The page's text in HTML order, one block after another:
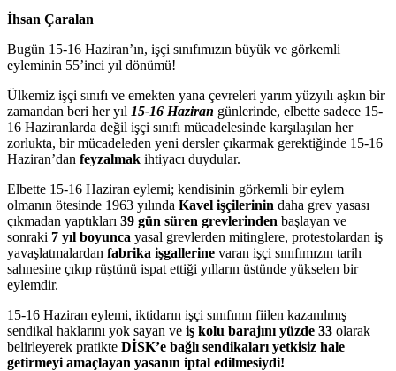
İhsan Çaralan
Bugün 15-16 Haziran’ın, işçi sınıfımızın büyük ve görkemli
eyleminin 55’inci yıl dönümü!
Ülkemiz işçi sınıfı ve emekten yana çevreleri yarım yüzyılı aşkın bir
zamandan beri her yıl 15-16 Haziran günlerinde, elbette sadece 15-
16 Haziranlarda değil işçi sınıfı mücadelesinde karşılaşılan her
zorlukta, bir mücadeleden yeni dersler çıkarmak gerektiğinde 15-16
Haziran’dan feyzalmak ihtiyacı duydular.
Elbette 15-16 Haziran eylemi; kendisinin görkemli bir eylem
olmanın ötesinde 1963 yılında Kavel işçilerinin daha grev yasası
çıkmadan yaptıkları 39 gün süren grevlerinden başlayan ve
sonraki 7 yıl boyunca yasal grevlerden mitinglere, protestolardan iş
yavaşlatmalardan fabrika işgallerine varan işçi sınıfımızın tarih
sahnesine çıkıp rüştünü ispat ettiği yılların üstünde yükselen bir
eylemdir.
15-16 Haziran eylemi, iktidarın işçi sınıfının fiilen kazanılmış
sendikal haklarını yok sayan ve iş kolu barajını yüzde 33 olarak
belirleyerek pratikte DİSK’e bağlı sendikaları yetkisiz hale
getirmeyi amaçlayan yasanın iptal edilmesiydi!